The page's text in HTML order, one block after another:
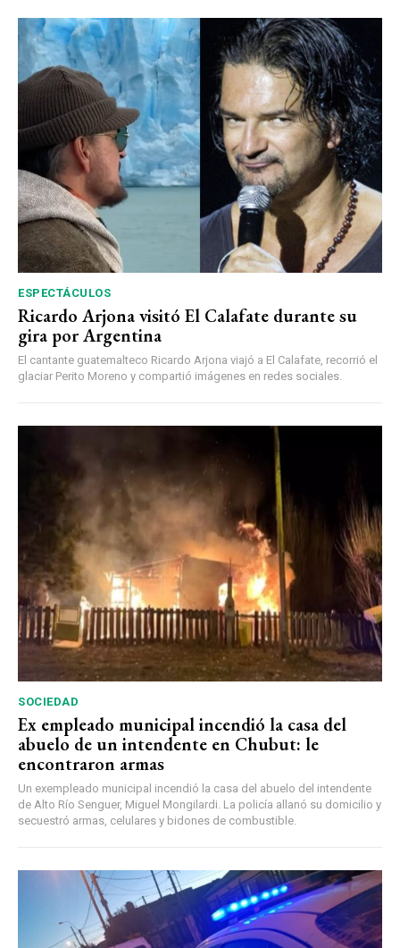
ESPECTÁCULOS
Ricardo Arjona visitó El Calafate durante su
gira por Argentina
El cantante guatemalteco Ricardo Arjona viajó a El Calafate, recorrió el
glaciar Perito Moreno y compartió imágenes en redes sociales.
SOCIEDAD
Ex empleado municipal incendió la casa del
abuelo de un intendente en Chubut: le
encontraron armas
Un exempleado municipal incendió la casa del abuelo del intendente
de Alto Río Senguer, Miguel Mongilardi. La policía allanó su domicilio y
secuestró armas, celulares y bidones de combustible.